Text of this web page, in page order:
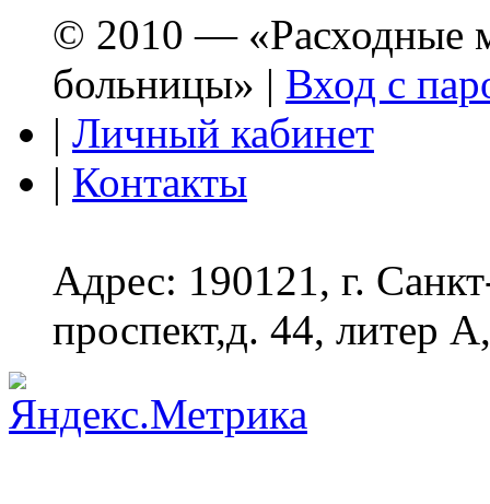
© 2010 — «Расходные
больницы» | Вход с
| Личный кабинет
| Контакты
Адрес: 190121, г.
проспект,д. 44, литер